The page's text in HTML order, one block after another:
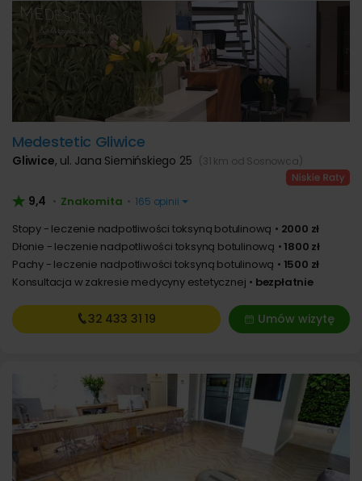
Medestetic Gliwice
Gliwice, ul. Jana Siemińskiego 25 (31 km od Sosnowca)
9,4 • Znakomita • 165 opinii
Stopy - leczenie nadpotliwości toksyną botulinową
2000 zł
Dłonie - leczenie nadpotliwości toksyną botulinową
1800 zł
Pachy - leczenie nadpotliwości toksyną botulinową
1500 zł
Konsultacja w zakresie medycyny estetycznej
bezpłatnie
Umów wizytę
32 433 31 19